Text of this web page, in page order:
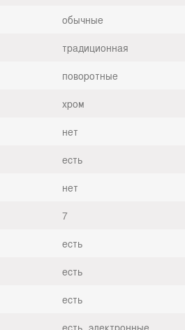
обычные
традиционная
поворотные
хром
нет
есть
нет
7
есть
есть
есть
есть, электронные